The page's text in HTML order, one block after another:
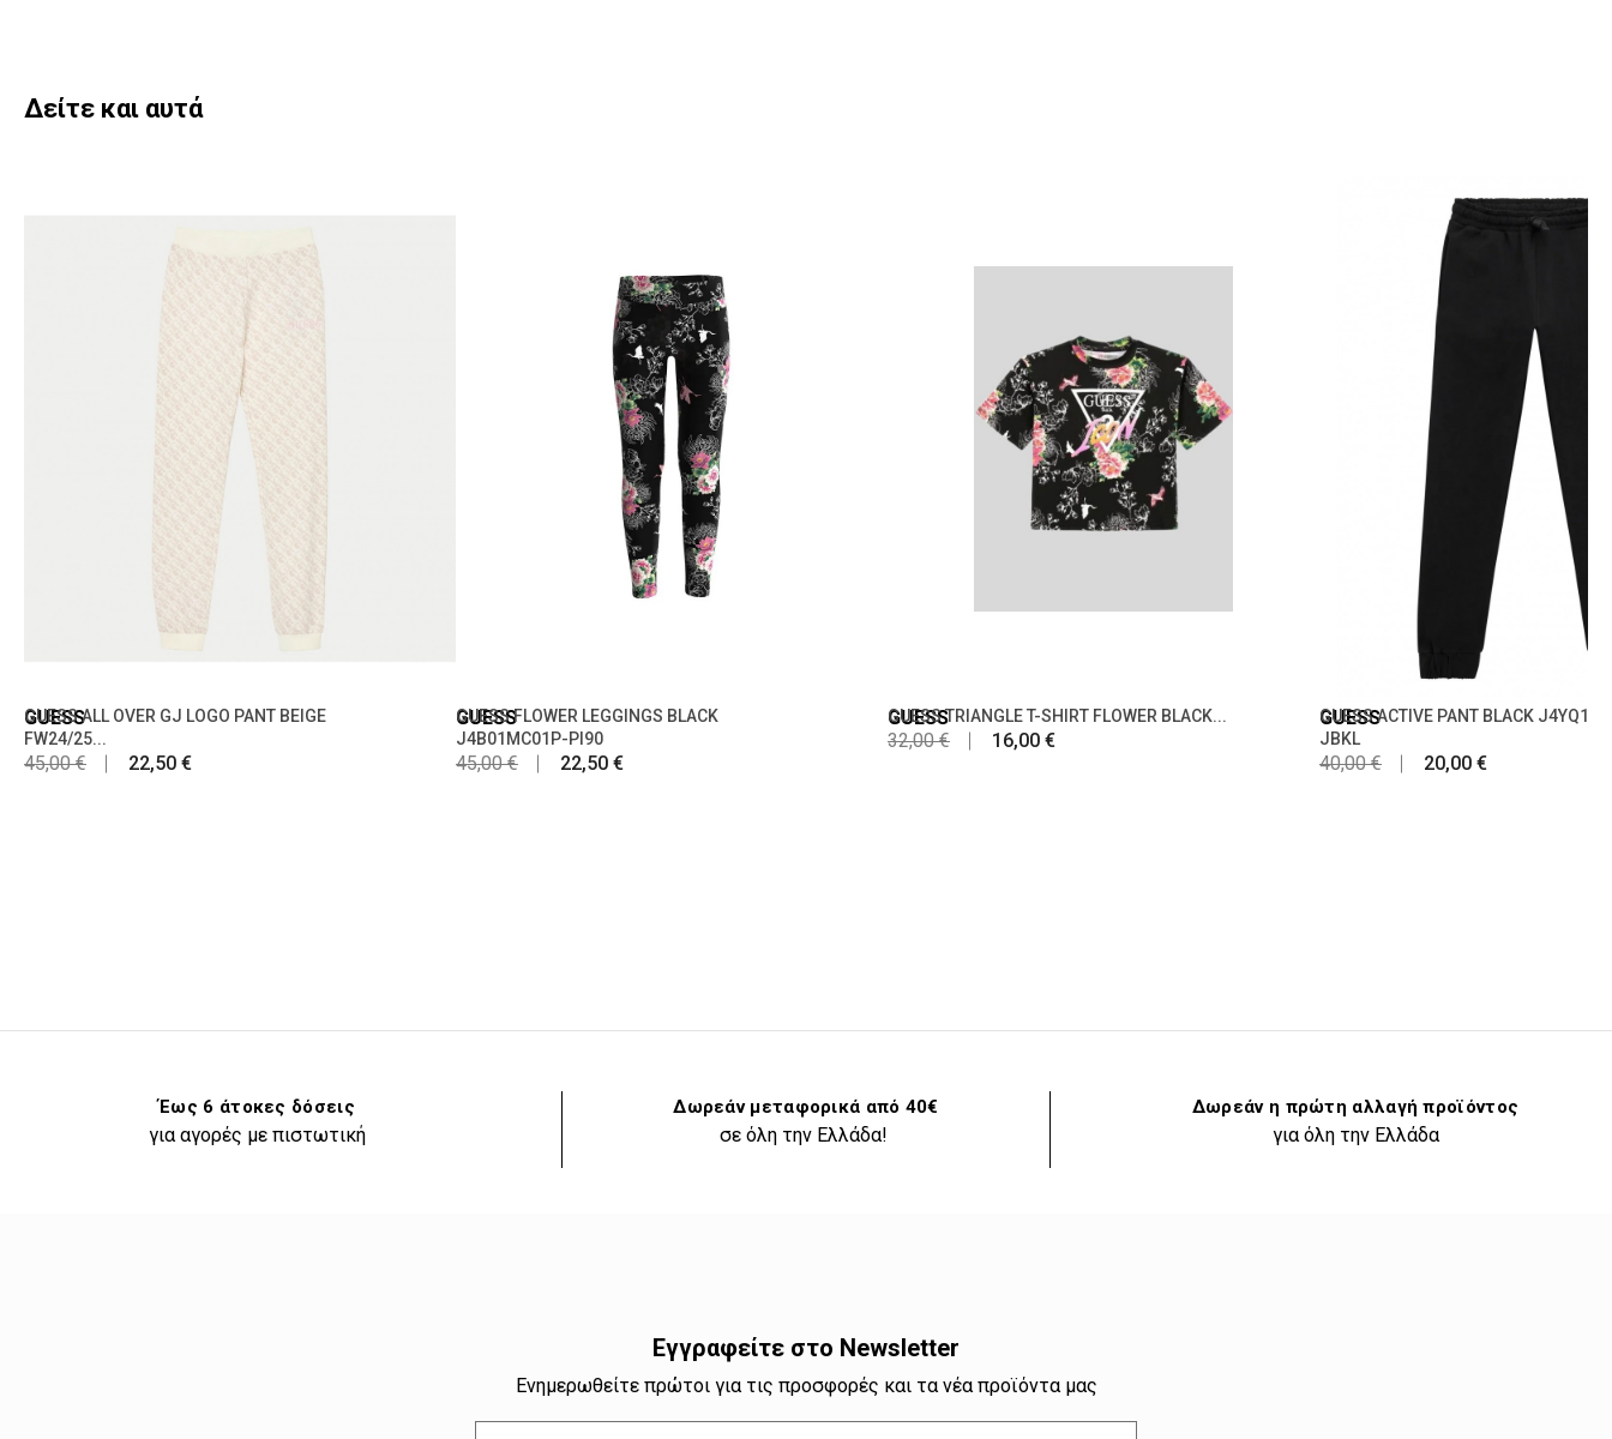
Δείτε και αυτά
GUESS
GUESS ALL OVER GJ LOGO PANT BEIGE
FW24/25...
45,00 € 22,50 €
GUESS
GUESS FLOWER LEGGINGS BLACK
J4B01MC01P-PI90
45,00 € 22,50 €
GUESS
GUESS TRIANGLE T-SHIRT FLOWER BLACK...
32,00 € 16,00 €
GUESS
GUESS ACTIVE PANT BLACK
JBKL
40,00 € 20,00 €
Έως 6 άτοκες δόσεις
για αγορές με πιστωτική
Δωρεάν μεταφορικά από 40€
σε όλη την Ελλάδα!
Δωρεάν η πρώτη αλλαγή προϊόντος
για όλη την Ελλάδα
Εγγραφείτε στο Newsletter
Ενημερωθείτε πρώτοι για τις προσφορές και τα νέα προϊόντα μας